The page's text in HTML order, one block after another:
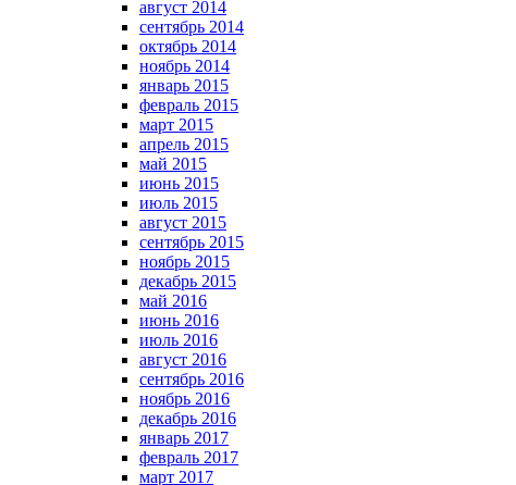
август 2014
сентябрь 2014
октябрь 2014
ноябрь 2014
январь 2015
февраль 2015
март 2015
апрель 2015
май 2015
июнь 2015
июль 2015
август 2015
сентябрь 2015
ноябрь 2015
декабрь 2015
май 2016
июнь 2016
июль 2016
август 2016
сентябрь 2016
ноябрь 2016
декабрь 2016
январь 2017
февраль 2017
март 2017